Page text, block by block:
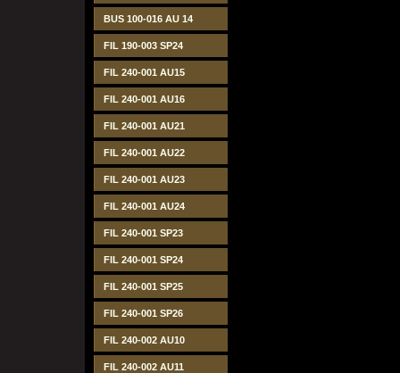
BUS 100-016 AU 14
FIL 190-003 SP24
FIL 240-001 AU15
FIL 240-001 AU16
FIL 240-001 AU21
FIL 240-001 AU22
FIL 240-001 AU23
FIL 240-001 AU24
FIL 240-001 SP23
FIL 240-001 SP24
FIL 240-001 SP25
FIL 240-001 SP26
FIL 240-002 AU10
FIL 240-002 AU11